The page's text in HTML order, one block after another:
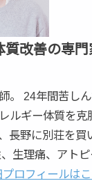
質改善の専門
。 24年間苦し
ルギー体質を克
長野に別荘を買
生理痛、アト
プロフィールは